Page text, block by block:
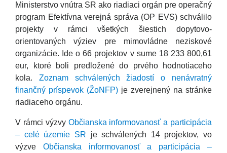
Ministerstvo vnútra SR ako riadiaci orgán pre operačný
program Efektívna verejná správa (OP EVS) schválilo
projekty v rámci všetkých šiestich dopytovo-
orientovaných výziev pre mimovládne neziskové
organizácie. Ide o 66 projektov v sume 18 233 800,61
eur, ktoré boli predložené do prvého hodnotiaceho
kola. Zoznam schválených žiadostí o nenávratný
finančný príspevok (ŽoNFP) je zverejnený na stránke
riadiaceho orgánu.
V rámci výzvy Občianska informovanosť a participácia
– celé územie SR je schválených 14 projektov, vo
výzve Občianska informovanosť a participácia –